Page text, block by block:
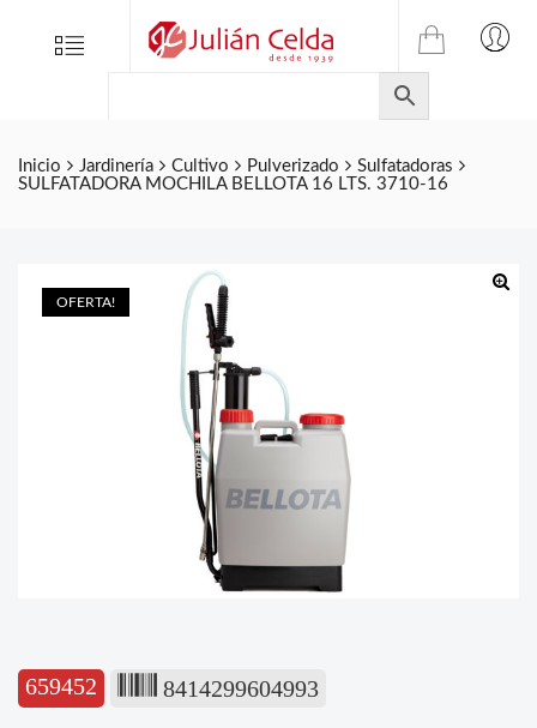
Menu
TIENDA
ONLINE
DE
JULIAN
CELDA
S.L.
Inicio Jardinería Cultivo Pulverizado
Sulfatadoras
SULFATADORA MOCHILA BELLOTA 16 LTS. 3710-16
OFERTA!
659452 8414299604993
Folletos
Contacto